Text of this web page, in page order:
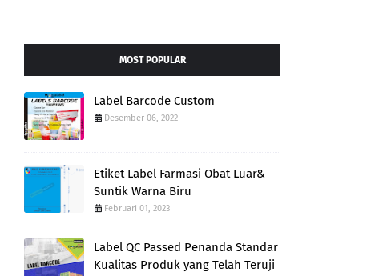
MOST POPULAR
Label Barcode Custom
Desember 06, 2022
Etiket Label Farmasi Obat Luar&
Suntik Warna Biru
Februari 01, 2023
Label QC Passed Penanda Standar
Kualitas Produk yang Telah Teruji